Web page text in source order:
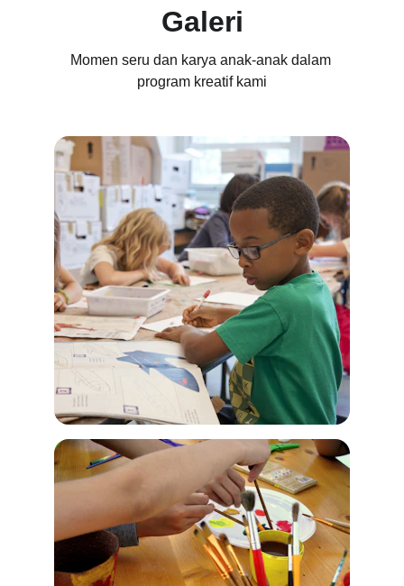
Galeri
Momen seru dan karya anak-anak dalam
program kreatif kami